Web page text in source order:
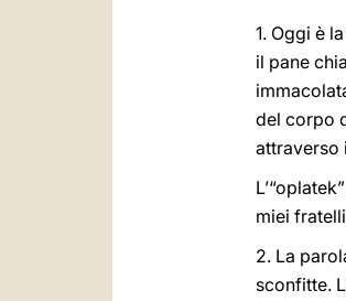
1. Oggi è
il pane
del corpo
attraverso
miei
2. La
sconfitte.